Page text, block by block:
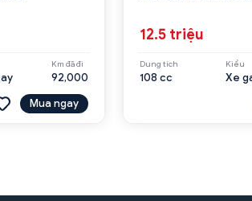
Km đã đi
92,000
Mua ngay
12.5 triệu
Dung tích
108 cc
Kiểu
Xe